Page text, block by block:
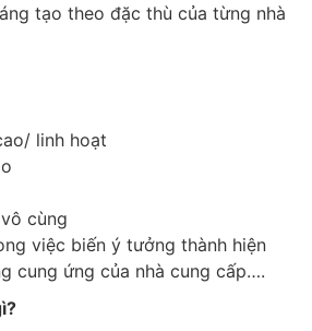
tạo theo đặc thù của từng nhà
linh hoạt
cùng
việc biến ý tưởng thành hiện
cung ứng của nhà cung cấp….